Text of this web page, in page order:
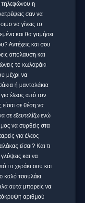
τηλεφώνου η
σαν να
να γίνεις το
και θα γαμήσει
Αντέχεις και σου
απόλαυση και
το κωλαράκι
μέχρι να
ή μανταλάκια
για έλεος από τον
σε θέση να
σε εξευτελίζω ενώ
να συρθείς στα
για έλεος
είσαι? Και τι
και να
το χεράκι σου και
καλό τσουλάκι
αυτά μπορείς να
αριθμού